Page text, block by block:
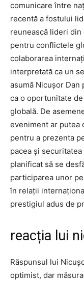
comunicare între
recentă a fostului
reunească lideri
pentru conflictele
colaborarea
interpretată ca un
asumă Nicușor Dan
ca o oportunitate
globală. De
eveniment ar putea
pentru a prezenta
pacea și
planificat să se
participarea unor
în relații
prestigiul adus de
reacția lui
Răspunsul lui
optimist, dar